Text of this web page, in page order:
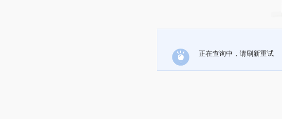
正在查询中，请刷新重试